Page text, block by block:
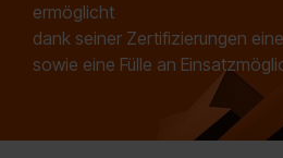
ermöglicht
dank seiner Zertifizierungen
sowie eine Fülle an